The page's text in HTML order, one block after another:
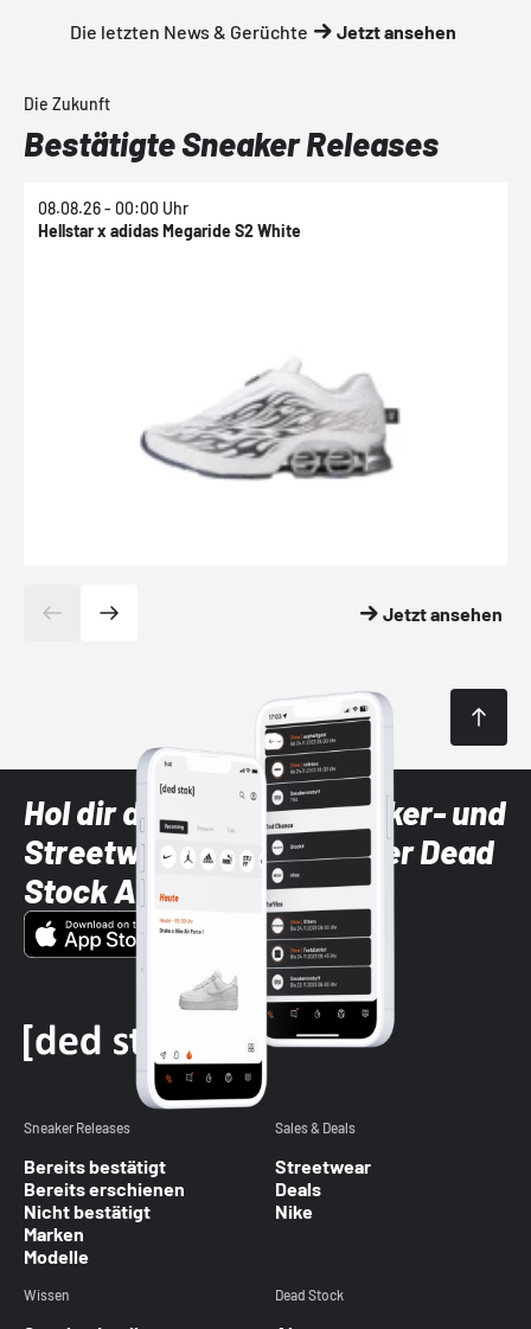
Die letzten News & Gerüchte Jetzt ansehen
Die Zukunft
Bestätigte Sneaker Releases
08.08.26 - 00:00 Uhr
Hellstar x adidas Megaride S2 White
Jetzt ansehen
Hol dir die neuesten Sneaker- und
Streetwear-Brands mit der Dead
Stock App
Sneaker Releases
Bereits bestätigt
Bereits erschienen
Nicht bestätigt
Marken
Modelle
Sales & Deals
Streetwear
Deals
Nike
Wissen Dead Stock